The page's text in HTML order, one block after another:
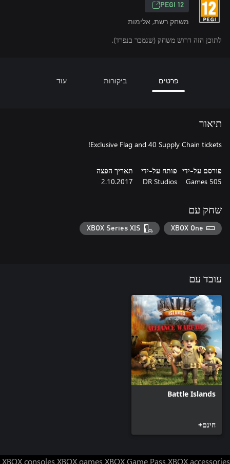
‎PEGI 12‎
משחק רשת, אלימות
לתוכן הזה דרוש משחק (שנמכר בנפרד).
פרטים ביקורות עוד
תיאור
Exclusive Flag and 40 Supply Chain tickets!
פורסם על-ידי
505 Games
פותח על-ידי
DR Studios
תאריך הפצה
2.10.2017
שחק עם
XBOX One
XBOX Series X|S
עובד עם
Battle Islands
חינם+
XBOX consoles XBOX games XBOX Game Pass XBOX accessories